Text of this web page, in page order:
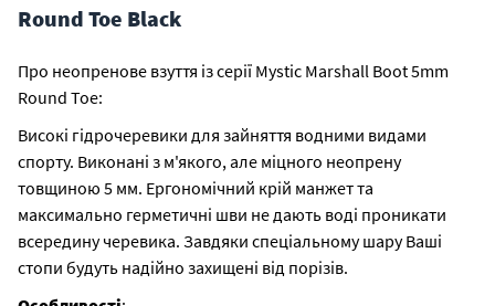
Round Toe Black
Про неопренове взуття із серії Mystic Marshall Boot 5mm
Round Toe:
Високі гідрочеревики для зайняття водними видами
спорту. Виконані з м'якого, але міцного неопрену
товщиною 5 мм. Ергономічний крій манжет та
максимально герметичні шви не дають воді проникати
всередину черевика. Завдяки спеціальному шару Ваші
стопи будуть надійно захищені від порізів.